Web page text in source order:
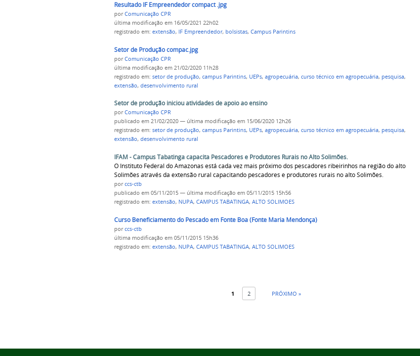
Resultado IF Empreendedor compact .jpg
porComunicação CPR
última modificação em 16/05/2021 22h02
registrado em: extensão, IF Empreendedor, bolsistas, Campus Parintins
Setor de Produção compac.jpg
porComunicação CPR
última modificação em 21/02/2020 11h28
registrado em: setor de produção, campus Parintins, UEPs, agropecuária, curso técnico em agropecuária, pesquisa,
extensão, desenvolvimento rural
Setor de produção iniciou atividades de apoio ao ensino
porComunicação CPR
publicado em 21/02/2020 — última modificação em 15/06/2020 12h26
registrado em: setor de produção, campus Parintins, UEPs, agropecuária, curso técnico em agropecuária, pesquisa,
extensão, desenvolvimento rural
IFAM - Campus Tabatinga capacita Pescadores e Produtores Rurais no Alto Solimões.
O Instituto Federal do Amazonas está cada vez mais próximo dos pescadores ribeirinhos na região do alto
Solimões através da extensão rural capacitando pescadores e produtores rurais no alto Solimões.
porccs-ctb
publicado em 05/11/2015 — última modificação em 05/11/2015 15h56
registrado em: extensão, NUPA, CAMPUS TABATINGA, ALTO SOLIMOES
Curso Beneficiamento do Pescado em Fonte Boa (Fonte Maria Mendonça)
porccs-ctb
última modificação em 05/11/2015 15h36
registrado em: extensão, NUPA, CAMPUS TABATINGA, ALTO SOLIMOES
1 2 PRÓXIMO »